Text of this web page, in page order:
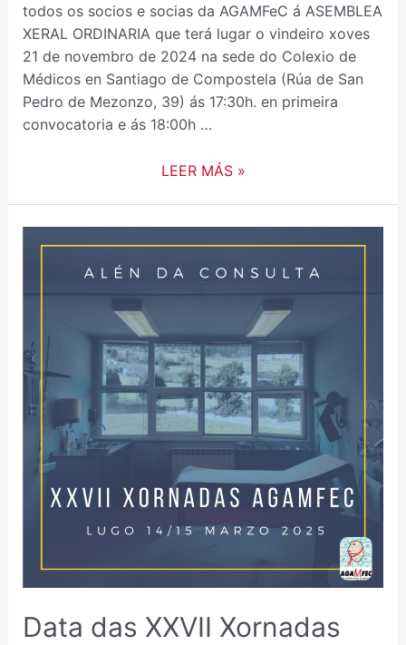
todos os socios e socias da AGAMFeC á ASEMBLEA
XERAL ORDINARIA que terá lugar o vindeiro xoves
21 de novembro de 2024 na sede do Colexio de
Médicos en Santiago de Compostela (Rúa de San
Pedro de Mezonzo, 39) ás 17:30h. en primeira
convocatoria e ás 18:00h …
LEER MÁS »
Data das XXVII Xornadas
XXVII
ALÉN
DA
CONSULTA